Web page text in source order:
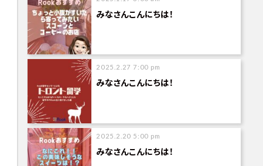
みなさんこんにちは！
2025.2.27 7:00 pm
みなさんこんにちは！
2025.2.20 5:00 pm
みなさんこんにちは！